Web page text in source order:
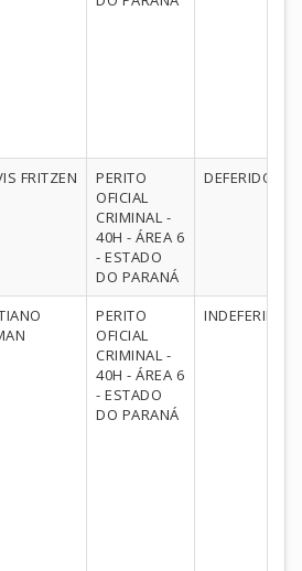
FRITZEN
PERITO
OFICIAL
CRIMINAL -
40H - ÁREA 6
- ESTADO
DO PARANÁ
DEFERIDO
PERITO
OFICIAL
CRIMINAL -
40H - ÁREA 6
- ESTADO
DO PARANÁ
INDEFERIDO